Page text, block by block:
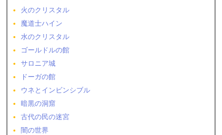
火のクリスタル
魔道士ハイン
水のクリスタル
ゴールドルの館
サロニア城
ドーガの館
ウネとインビンシブル
暗黒の洞窟
古代の民の迷宮
闇の世界